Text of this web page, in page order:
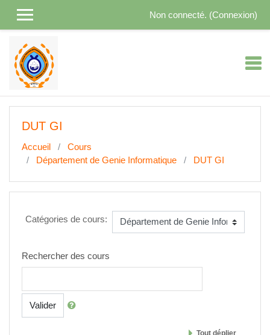
Non connecté. (Connexion)
DUT GI
Accueil
Cours
Département de Genie Informatique
DUT GI
Catégories de cours:
Rechercher des cours
Valider
Tout déplier